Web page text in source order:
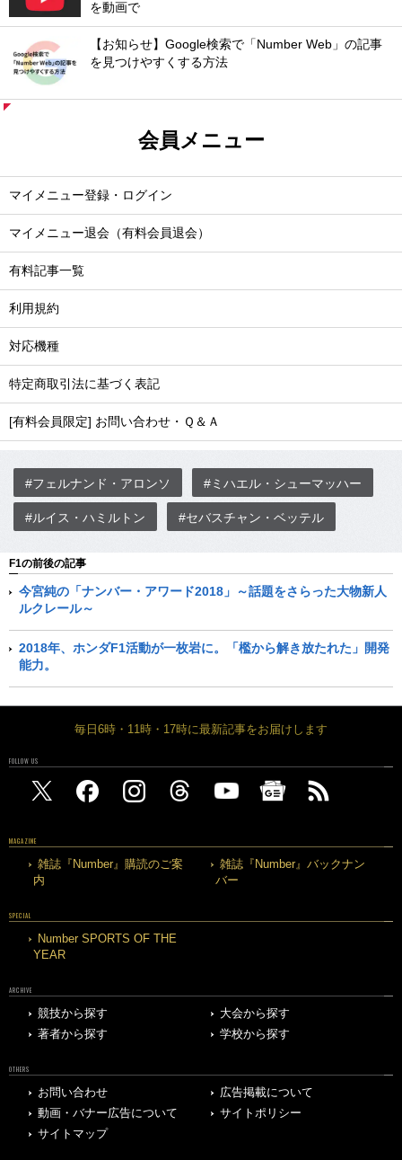
を動画で
【お知らせ】Google検索で「Number Web」の記事
を見つけやすくする方法
会員メニュー
マイメニュー登録・ログイン
マイメニュー退会（有料会員退会）
有料記事一覧
利用規約
対応機種
特定商取引法に基づく表記
[有料会員限定] お問い合わせ・Ｑ＆Ａ
#フェルナンド・アロンソ #ミハエル・シューマッハー
#ルイス・ハミルトン #セバスチャン・ベッテル
F1の前後の記事
今宮純の「ナンバー・アワード2018」～話題をさらった大物新人
ルクレール～
2018年、ホンダF1活動が一枚岩に。「檻から解き放たれた」開発
能力。
毎日6時・11時・17時に最新記事をお届けします
FOLLOW US
MAGAZINE
雑誌『Number』購読のご案
内
雑誌『Number』バックナン
バー
SPECIAL
Number SPORTS OF THE
YEAR
ARCHIVE
競技から探す
大会から探す
著者から探す
学校から探す
OTHERS
お問い合わせ
広告掲載について
動画・バナー広告について
サイトポリシー
サイトマップ